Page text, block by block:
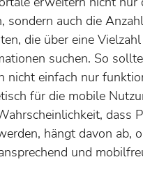
sondern auch die
die über eine
suchen. So
nicht einfach nur
für die mobile
dass
hängt davon ab,
und